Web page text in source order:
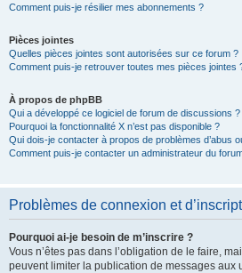
Comment puis-je résilier mes abonnements ?
Pièces jointes
Quelles pièces jointes sont autorisées sur ce forum ?
Comment puis-je retrouver toutes mes pièces jointes
À propos de phpBB
Qui a développé ce logiciel de forum de discussions ?
Pourquoi la fonctionnalité X n’est pas disponible ?
Qui dois-je contacter à propos de problèmes d’abus
Comment puis-je contacter un administrateur du
Problèmes de connexion et
Pourquoi ai-je besoin de m’inscrire ?
Vous n’êtes pas dans l’obligation de le faire,
peuvent limiter la publication de messages aux